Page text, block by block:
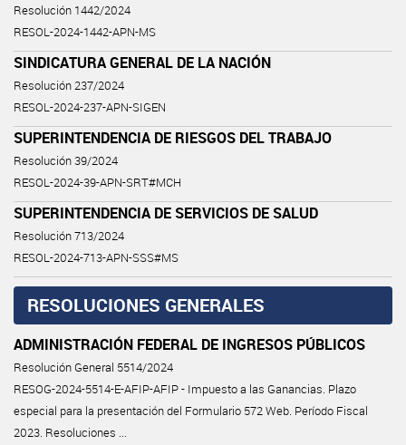
Resolución 1442/2024
RESOL-2024-1442-APN-MS
SINDICATURA GENERAL DE LA NACIÓN
Resolución 237/2024
RESOL-2024-237-APN-SIGEN
SUPERINTENDENCIA DE RIESGOS DEL TRABAJO
Resolución 39/2024
RESOL-2024-39-APN-SRT#MCH
SUPERINTENDENCIA DE SERVICIOS DE SALUD
Resolución 713/2024
RESOL-2024-713-APN-SSS#MS
RESOLUCIONES GENERALES
ADMINISTRACIÓN FEDERAL DE INGRESOS PÚBLICOS
Resolución General 5514/2024
RESOG-2024-5514-E-AFIP-AFIP - Impuesto a las Ganancias. Plazo
especial para la presentación del Formulario 572 Web. Período Fiscal
2023. Resoluciones ...